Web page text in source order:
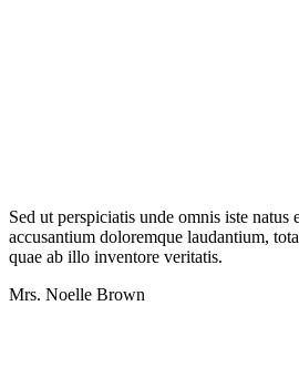
Sed ut perspiciatis unde omnis iste natus
accusantium doloremque laudantium,
quae ab illo inventore veritatis.
Mrs. Noelle Brown